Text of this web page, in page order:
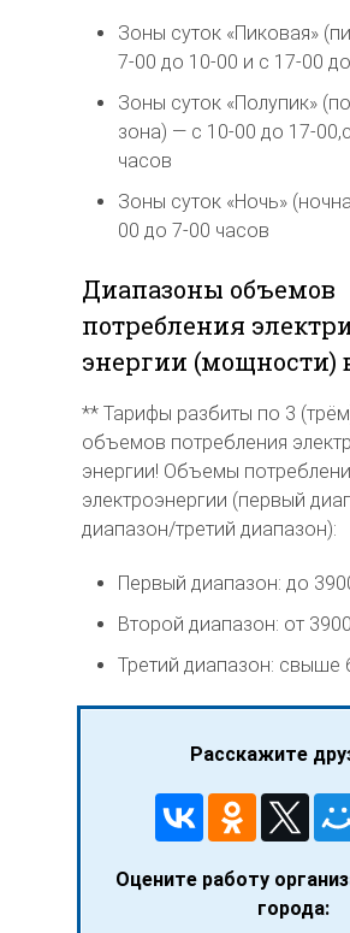
Зоны суток «Пиковая»
7-00 до 10-00 и с 17-00
Зоны суток «Полупик»
зона) — с 10-00 до 17-
часов
Зоны суток «Ночь»
00 до 7-00 часов
Диапазоны объемов
потребления
энергии (мощности)
** Тарифы разбиты по 3
объемов потребления
энергии! Объемы
электроэнергии (первый
диапазон/третий диапазон):
Первый диапазон: до
Второй диапазон: от
Третий диапазон: свыше
Расскажите
Оцените работу
города: